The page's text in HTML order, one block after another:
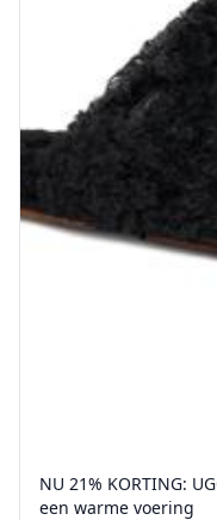
NU 21% KORTING:
een warme voering